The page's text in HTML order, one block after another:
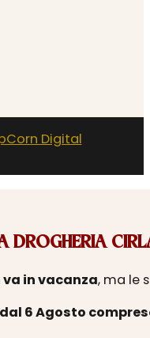
Digital
DROGHERIA
va in vacanza, ma le
dal 6 Agosto